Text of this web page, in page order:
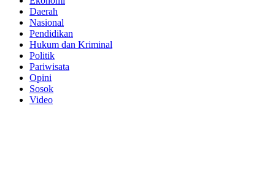
Daerah
Nasional
Pendidikan
Hukum dan Kriminal
Politik
Pariwisata
Opini
Sosok
Video